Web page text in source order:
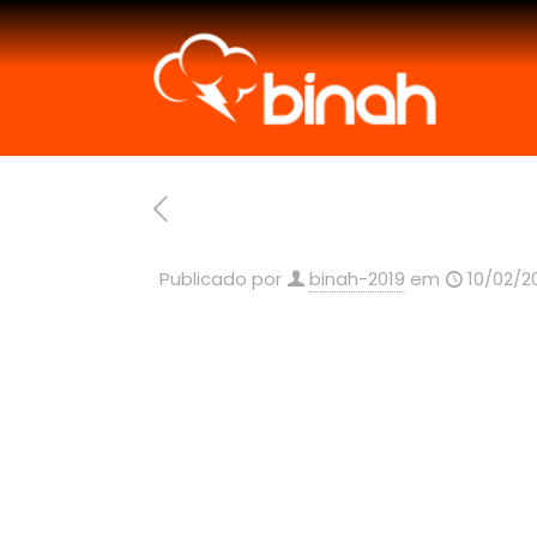
Publicado por binah-2019 em 10/02/